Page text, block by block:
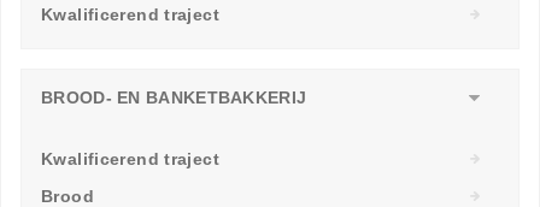
Kwalificerend traject
BROOD- EN BANKETBAKKERIJ
Kwalificerend traject
Brood